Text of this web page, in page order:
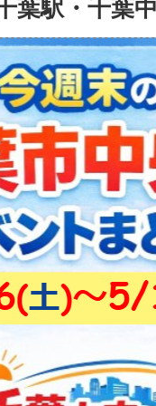
葉駅・千葉